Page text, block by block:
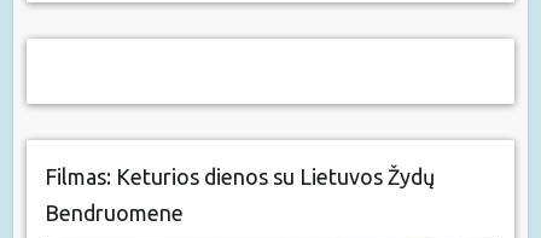
Filmas: Keturios dienos su Lietuvos Žydų
Bendruomene